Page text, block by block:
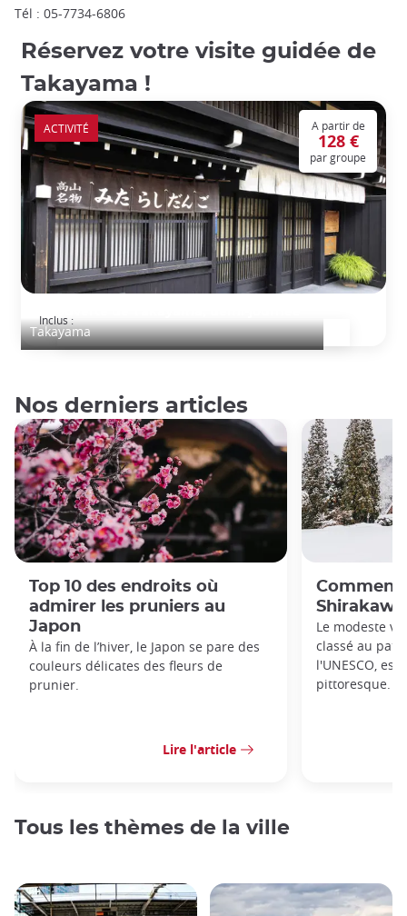
Tél : 05-7734-6806
Réservez votre visite guidée de
Takayama !
Takayama
A partir de
128 €
par groupe
Inclus :
ACTIVITÉ
Nos derniers articles
Top 10 des endroits où
admirer les pruniers au
Japon
À la fin de l’hiver, le Japon se pare des
couleurs délicates des fleurs de
prunier.
Lire l'article
Comment
Le modeste
classé au
l'UNESCO,
pittoresque.
Tous les thèmes de la ville